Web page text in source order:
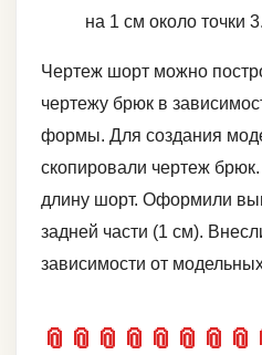
на 1 см около точки 3.
Чертеж шорт можно
чертежу брюк в
формы. Для создания
скопировали чертеж
длину шорт. Оформили
задней части (1 см).
зависимости от
📎 📎 📎 📎 📎 📎 📎 📎